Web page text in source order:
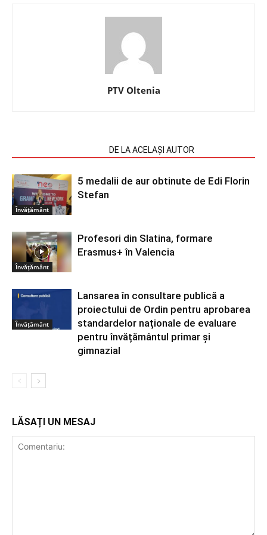
PTV Oltenia
DE LA ACELAȘI AUTOR
Învățământ
5 medalii de aur obtinute de Edi Florin
Stefan
Învățământ
Profesori din Slatina, formare
Erasmus+ în Valencia
Învățământ
Lansarea în consultare publică a
proiectului de Ordin pentru aprobarea
standardelor naționale de evaluare
pentru învățământul primar și
gimnazial
LĂSAȚI UN MESAJ